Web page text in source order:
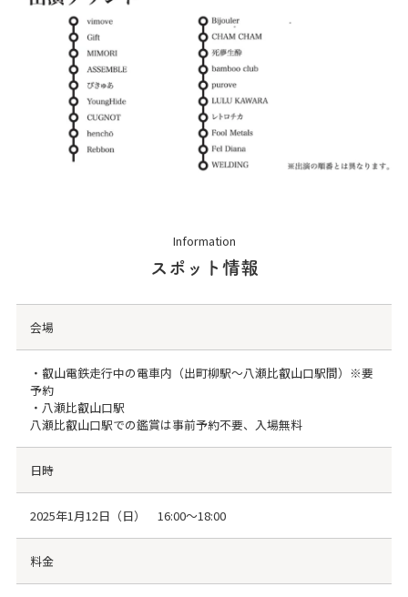
Information
スポット情報
会場
・叡山電鉄走行中の電車内（出町柳駅～八瀬比叡山口駅間）※要
予約
・八瀬比叡山口駅
八瀬比叡山口駅での鑑賞は事前予約不要、入場無料
日時
2025年1月12日（日） 16:00～18:00
料金